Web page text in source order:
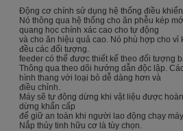
Động cơ chính sử dụng hệ thống điều
Nó thông qua hệ thống cho ăn phễu kép
quang học chính xác cao cho tự động
và cho ăn hiệu quả cao. Nó phù hợp cho vỉ
đều các đối tượng.
feeder có thể được thiết kế theo đối tượng
Thông qua theo dõi hướng dẫn độc lập.
hình thang với loại bỏ dễ dàng hơn và
điều chỉnh.
Máy sẽ tự động dừng khi vật liệu được
dừng khẩn cấp
để giữ an toàn khi người lao động chạy
Nắp thủy tinh hữu cơ là tùy chọn.